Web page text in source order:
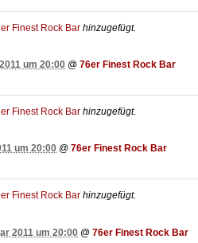
Finest Rock Bar hinzugefügt.
um 20:00 @ 76er Finest Rock Bar
Finest Rock Bar hinzugefügt.
um 20:00 @ 76er Finest Rock Bar
Finest Rock Bar hinzugefügt.
2011 um 20:00 @ 76er Finest Rock Bar